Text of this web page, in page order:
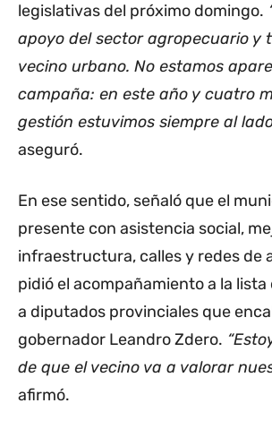
legislativas del próximo domingo.
apoyo del sector agropecuario y
vecino urbano. No estamos
campaña: en este año y cuatro
gestión estuvimos siempre al
aseguró.
En ese sentido, señaló que el
presente con asistencia social,
infraestructura, calles y redes de
pidió el acompañamiento a la
a diputados provinciales que
gobernador Leandro Zdero.
de que el vecino va a valorar
afirmó.